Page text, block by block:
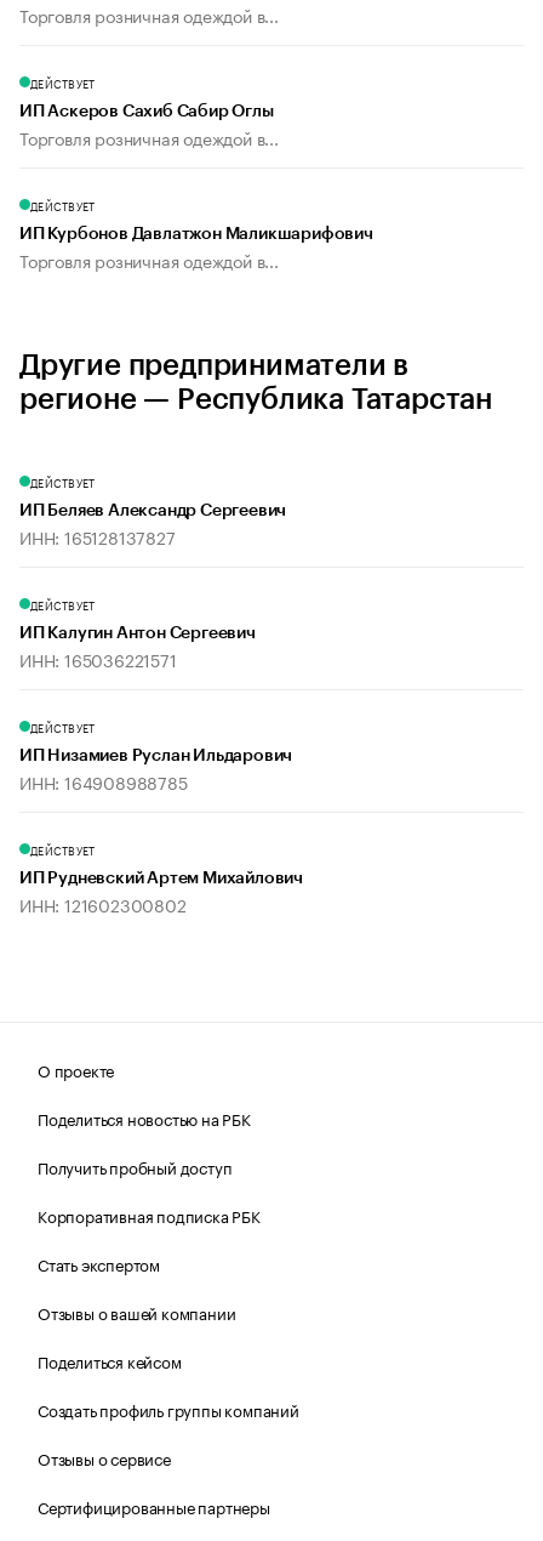
Торговля розничная одеждой в...
ДЕЙСТВУЕТ
ИП Аскеров Сахиб Сабир Оглы
Торговля розничная одеждой в...
ДЕЙСТВУЕТ
ИП Курбонов Давлатжон Маликшарифович
Торговля розничная одеждой в...
Другие предприниматели в
регионе — Республика Татарстан
ДЕЙСТВУЕТ
ИП Беляев Александр Сергеевич
ИНН: 165128137827
ДЕЙСТВУЕТ
ИП Калугин Антон Сергеевич
ИНН: 165036221571
ДЕЙСТВУЕТ
ИП Низамиев Руслан Ильдарович
ИНН: 164908988785
ДЕЙСТВУЕТ
ИП Рудневский Артем Михайлович
ИНН: 121602300802
О проекте
Поделиться новостью на РБК
Получить пробный доступ
Корпоративная подписка РБК
Стать экспертом
Отзывы о вашей компании
Поделиться кейсом
Создать профиль группы компаний
Отзывы о сервисе
Сертифицированные партнеры